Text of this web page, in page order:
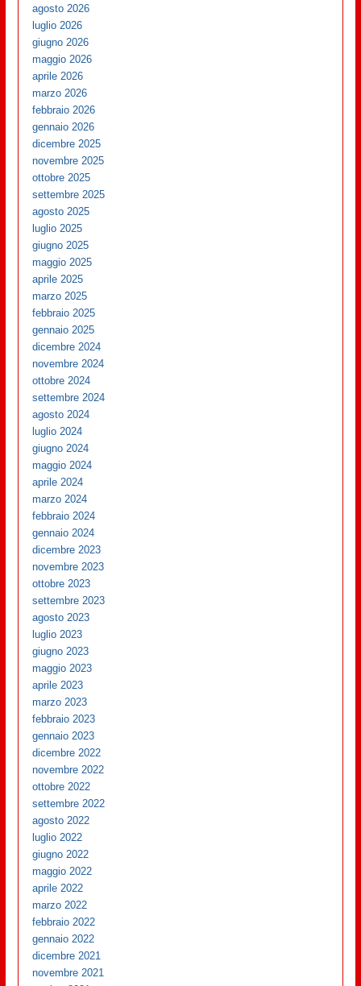
agosto 2026
luglio 2026
giugno 2026
maggio 2026
aprile 2026
marzo 2026
febbraio 2026
gennaio 2026
dicembre 2025
novembre 2025
ottobre 2025
settembre 2025
agosto 2025
luglio 2025
giugno 2025
maggio 2025
aprile 2025
marzo 2025
febbraio 2025
gennaio 2025
dicembre 2024
novembre 2024
ottobre 2024
settembre 2024
agosto 2024
luglio 2024
giugno 2024
maggio 2024
aprile 2024
marzo 2024
febbraio 2024
gennaio 2024
dicembre 2023
novembre 2023
ottobre 2023
settembre 2023
agosto 2023
luglio 2023
giugno 2023
maggio 2023
aprile 2023
marzo 2023
febbraio 2023
gennaio 2023
dicembre 2022
novembre 2022
ottobre 2022
settembre 2022
agosto 2022
luglio 2022
giugno 2022
maggio 2022
aprile 2022
marzo 2022
febbraio 2022
gennaio 2022
dicembre 2021
novembre 2021